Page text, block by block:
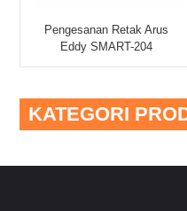
Pengesanan Retak Arus
Eddy SMART-204
KATEGORI